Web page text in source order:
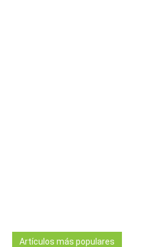
Artículos más populares